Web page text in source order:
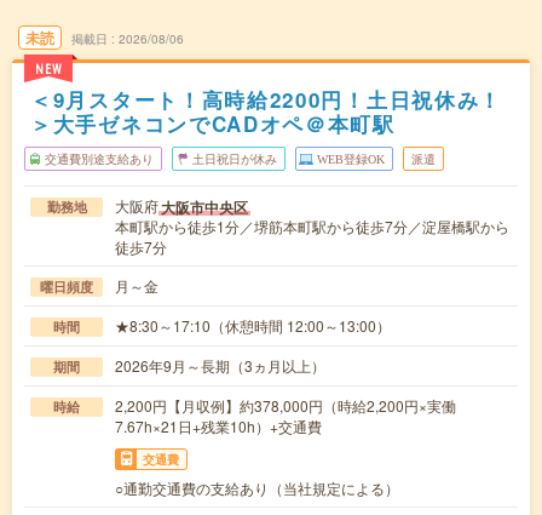
未読
NEW
掲載日 2026/08/06
＜9月スタート！高時給2200円！土日祝休み！
＞大手ゼネコンでCADオペ＠本町駅
交通費別途支給あり 土日祝日が休み WEB登録OK 派遣
勤務地 大阪府大阪市中央区
本町駅から徒歩1分／堺筋本町駅から徒歩7分／淀屋橋駅から
徒歩7分
曜日頻度 月～金
時間 ★8:30～17:10（休憩時間 12:00～13:00）
期間 2026年9月～長期（3ヵ月以上）
時給
2,200円【月収例】約378,000円（時給2,200円×実働
7.67h×21日+残業10h）+交通費
交通費
○通勤交通費の支給あり（当社規定による）